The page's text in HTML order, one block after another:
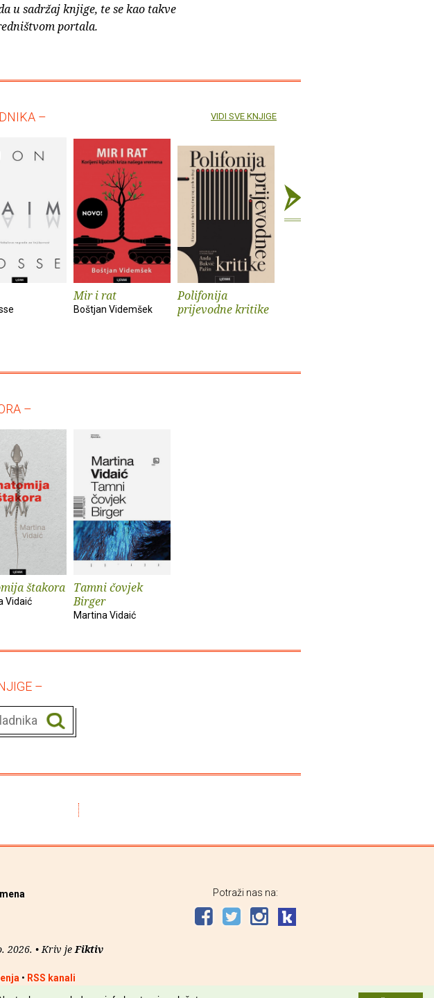
u sadržaj knjige, te se kao takve
portala.
–
Mir i rat
Boštjan Videmšek
Polifonija
prijevodne kritike
VIDI SVE KNJIGE
–
štakora
Vidaić
Tamni čovjek
Birger
Martina Vidaić
–
2026. • Kriv jeFiktiv
• RSS kanali
Potraži nas na: